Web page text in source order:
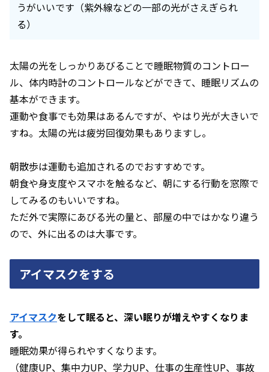
うがいいです（紫外線などの一部の光がさえぎられ
る）
太陽の光をしっかりあびることで睡眠物質のコントロー
ル、体内時計のコントロールなどができて、睡眠リズムの
基本ができます。
運動や食事でも効果はあるんですが、やはり光が大きいで
すね。太陽の光は疲労回復効果もありますし。
朝散歩は運動も追加されるのでおすすめです。
朝食や身支度やスマホを触るなど、朝にする行動を窓際で
してみるのもいいですね。
ただ外で実際にあびる光の量と、部屋の中ではかなり違う
ので、外に出るのは大事です。
アイマスクをする
アイマスクをして眠ると、深い眠りが増えやすくなりま
す。
睡眠効果が得られやすくなります。
（健康UP、集中力UP、学力UP、仕事の生産性UP、事故